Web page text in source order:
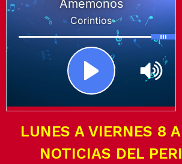
LUNES A VIERNES 8
NOTICIAS DEL